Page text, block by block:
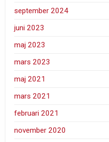
september 2024
juni 2023
maj 2023
mars 2023
maj 2021
mars 2021
februari 2021
november 2020